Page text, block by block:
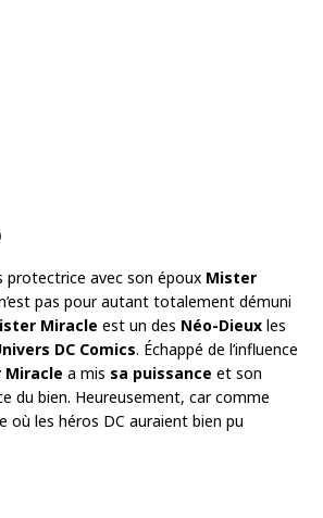
protectrice avec son époux Mister
pas pour autant totalement démuni
Miracle est un des Néo-Dieux les
DC Comics. Échappé de l’influence
Miracle a mis sa puissance et son
du bien. Heureusement, car comme
où les héros DC auraient bien pu